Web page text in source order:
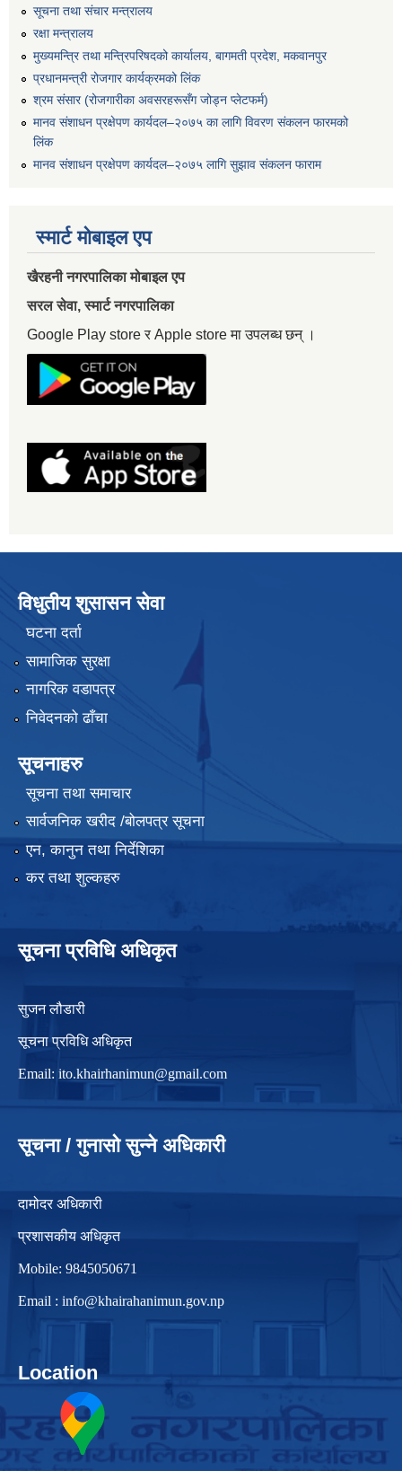
सूचना तथा संचार मन्त्रालय
रक्षा मन्त्रालय
मुख्यमन्त्रि तथा मन्त्रिपरिषदको कार्यालय, बागमती प्रदेश, मकवानपुर
प्रधानमन्त्री रोजगार कार्यक्रमको लिंक
श्रम संसार (रोजगारीका अवसरहरूसँग जोड्न प्लेटफर्म)
मानव संशाधन प्रक्षेपण कार्यदल–२०७५ का लागि विवरण संकलन फारमको
लिंक
मानव संशाधन प्रक्षेपण कार्यदल–२०७५ लागि सुझाव संकलन फाराम
स्मार्ट मोबाइल एप
खैरहनी नगरपालिका मोबाइल एप
सरल सेवा, स्मार्ट नगरपालिका
Google Play store र Apple store मा उपलब्ध छन् ।
विधुतीय शुसासन सेवा
घटना दर्ता
सामाजिक सुरक्षा
नागरिक वडापत्र
निवेदनको ढाँचा
सूचनाहरु
सूचना तथा समाचार
सार्वजनिक खरीद /बोलपत्र सूचना
एन, कानुन तथा निर्देशिका
कर तथा शुल्कहरु
सूचना प्रविधि अधिकृत
सुजन लौडारी
सूचना प्रविधि अधिकृत
Email: ito.khairhanimun@gmail.com
सूचना / गुनासो सुन्ने अधिकारी
दामोदर अधिकारी
प्रशासकीय अधिकृत
Mobile: 9845050671
Email : info@khairahanimun.gov.np
Location